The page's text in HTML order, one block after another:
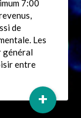
7:00
de
Les
général
entre
+